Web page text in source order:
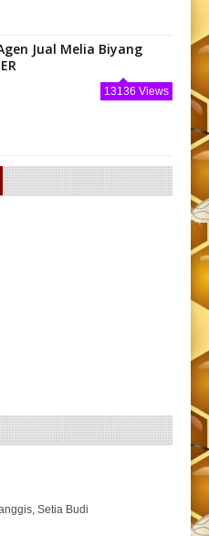
Jual Melia Biyang
13136 Views
Setia Budi